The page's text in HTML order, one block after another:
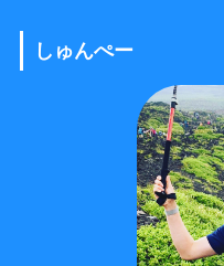
しゅんぺー